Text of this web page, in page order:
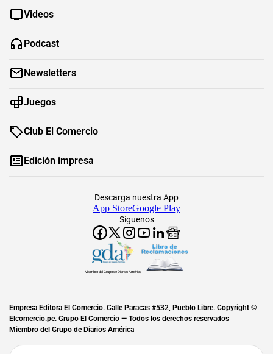
Videos
Podcast
Newsletters
Juegos
Club El Comercio
Edición impresa
Síguenos
Descarga nuestra App
App StoreGoogle Play
Miembro del Grupo de Diarios América
Empresa Editora El Comercio. Calle Paracas #532, Pueblo Libre. Copyright ©
Elcomercio.pe. Grupo El Comercio — Todos los derechos reservados
Miembro del Grupo de Diarios América